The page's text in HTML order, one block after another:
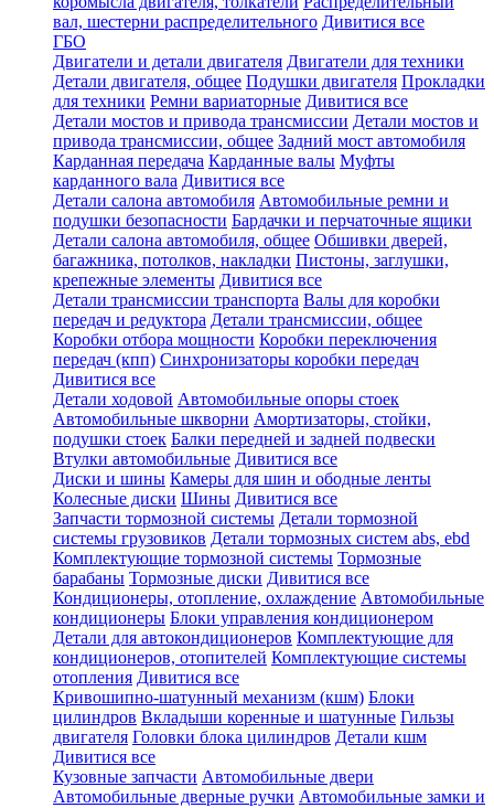
вал, шестерни распределительного Дивитися все
ГБО
Двигатели и детали двигателя Двигатели для техники
Детали двигателя, общее Подушки двигателя Прокладки
для техники Ремни вариаторные Дивитися все
Детали мостов и привода трансмиссии Детали мостов и
привода трансмиссии, общее Задний мост автомобиля
Карданная передача Карданные валы Муфты
карданного вала Дивитися все
Детали салона автомобиля Автомобильные ремни и
подушки безопасности Бардачки и перчаточные ящики
Детали салона автомобиля, общее Обшивки дверей,
багажника, потолков, накладки Пистоны, заглушки,
крепежные элементы Дивитися все
Детали трансмиссии транспорта Валы для коробки
передач и редуктора Детали трансмиссии, общее
Коробки отбора мощности Коробки переключения
передач (кпп) Синхронизаторы коробки передач
Дивитися все
Детали ходовой Автомобильные опоры стоек
Автомобильные шкворни Амортизаторы, стойки,
подушки стоек Балки передней и задней подвески
Втулки автомобильные Дивитися все
Диски и шины Камеры для шин и ободные ленты
Колесные диски Шины Дивитися все
Запчасти тормозной системы Детали тормозной
системы грузовиков Детали тормозных систем abs, ebd
Комплектующие тормозной системы Тормозные
барабаны Тормозные диски Дивитися все
Кондиционеры, отопление, охлаждение Автомобильные
кондиционеры Блоки управления кондиционером
Детали для автокондиционеров Комплектующие для
кондиционеров, отопителей Комплектующие системы
отопления Дивитися все
Кривошипно-шатунный механизм (кшм) Блоки
цилиндров Вкладыши коренные и шатунные Гильзы
двигателя Головки блока цилиндров Детали кшм
Дивитися все
Кузовные запчасти Автомобильные двери
Автомобильные дверные ручки Автомобильные замки и